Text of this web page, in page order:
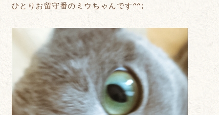
ひとりお留守番のミウちゃんです^^;